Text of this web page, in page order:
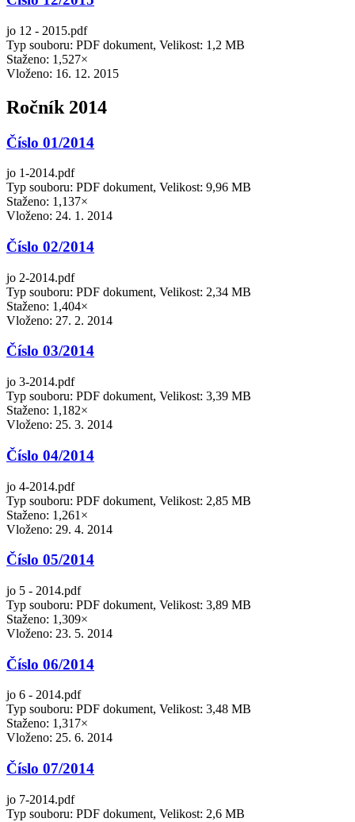
jo 12 - 2015.pdf
Typ souboru: PDF dokument, Velikost: 1,2 MB
Staženo: 1,527×
Vloženo: 16. 12. 2015
Ročník 2014
Číslo 01/2014
jo 1-2014.pdf
Typ souboru: PDF dokument, Velikost: 9,96 MB
Staženo: 1,137×
Vloženo: 24. 1. 2014
Číslo 02/2014
jo 2-2014.pdf
Typ souboru: PDF dokument, Velikost: 2,34 MB
Staženo: 1,404×
Vloženo: 27. 2. 2014
Číslo 03/2014
jo 3-2014.pdf
Typ souboru: PDF dokument, Velikost: 3,39 MB
Staženo: 1,182×
Vloženo: 25. 3. 2014
Číslo 04/2014
jo 4-2014.pdf
Typ souboru: PDF dokument, Velikost: 2,85 MB
Staženo: 1,261×
Vloženo: 29. 4. 2014
Číslo 05/2014
jo 5 - 2014.pdf
Typ souboru: PDF dokument, Velikost: 3,89 MB
Staženo: 1,309×
Vloženo: 23. 5. 2014
Číslo 06/2014
jo 6 - 2014.pdf
Typ souboru: PDF dokument, Velikost: 3,48 MB
Staženo: 1,317×
Vloženo: 25. 6. 2014
Číslo 07/2014
jo 7-2014.pdf
Typ souboru: PDF dokument, Velikost: 2,6 MB